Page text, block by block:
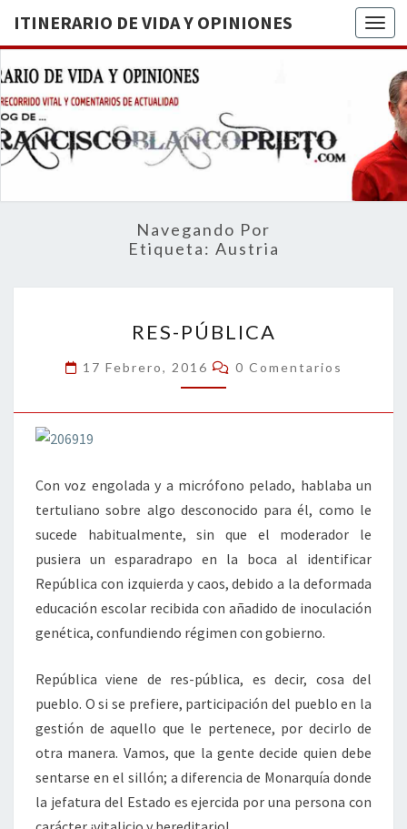
ITINERARIO DE VIDA Y OPINIONES
DE
BREVE
RECORRIDO
VITAL Y
ACTUALIDAD
Navegando Por
Etiqueta: Austria
PÚBLICA
RES-PÚBLICA
17 Febrero, 2016 Comentarios
0 Comentarios
Con voz engolada y a micrófono pelado, hablaba un
tertuliano sobre algo desconocido para él, como le
sucede habitualmente, sin que el moderador le
pusiera un esparadrapo en la boca al identificar
República con izquierda y caos, debido a la deformada
educación escolar recibida con añadido de inoculación
genética, confundiendo régimen con gobierno.
República viene de res-pública, es decir, cosa del
pueblo. O si se prefiere, participación del pueblo en la
gestión de aquello que le pertenece, por decirlo de
otra manera. Vamos, que la gente decide quien debe
sentarse en el sillón; a diferencia de Monarquía donde
la jefatura del Estado es ejercida por una persona con